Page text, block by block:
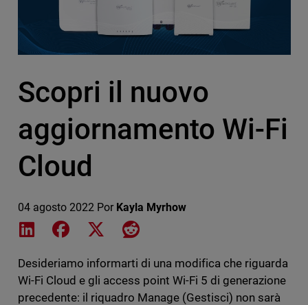
Scopri il nuovo
aggiornamento Wi-Fi
Cloud
04 agosto 2022 Por Kayla Myrhow
Share on LinkedIn
Share on Facebook
Share on XShare on Reddit
Desideriamo informarti di una modifica che riguarda
Wi-Fi Cloud e gli access point Wi-Fi 5 di generazione
precedente: il riquadro Manage (Gestisci) non sarà